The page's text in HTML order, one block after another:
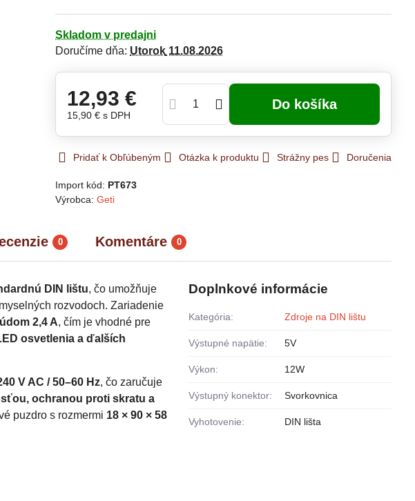
Skladom v predajni
Doručíme dňa: Utorok 11.08.2026
12,93 €
15,90 €s DPH
Do košíka
Pridať k Obľúbeným Otázka k produktu Strážny pes Doručenia
Import kód: PT673
Výrobca:Geti
0 Komentáre 0
DIN lištu, čo umožňuje
rozvodoch. Zariadenie
2,4 A, čím je vhodné pre
osvetlenia a ďalších
V AC / 50–60 Hz, čo zaručuje
ochranou proti skratu a
puzdro s rozmermi 18 × 90 × 58
Doplnkové informácie
Kategória: Zdroje na DIN lištu
Výstupné napätie: 5V
Výkon: 12W
Výstupný konektor: Svorkovnica
Vyhotovenie: DIN lišta